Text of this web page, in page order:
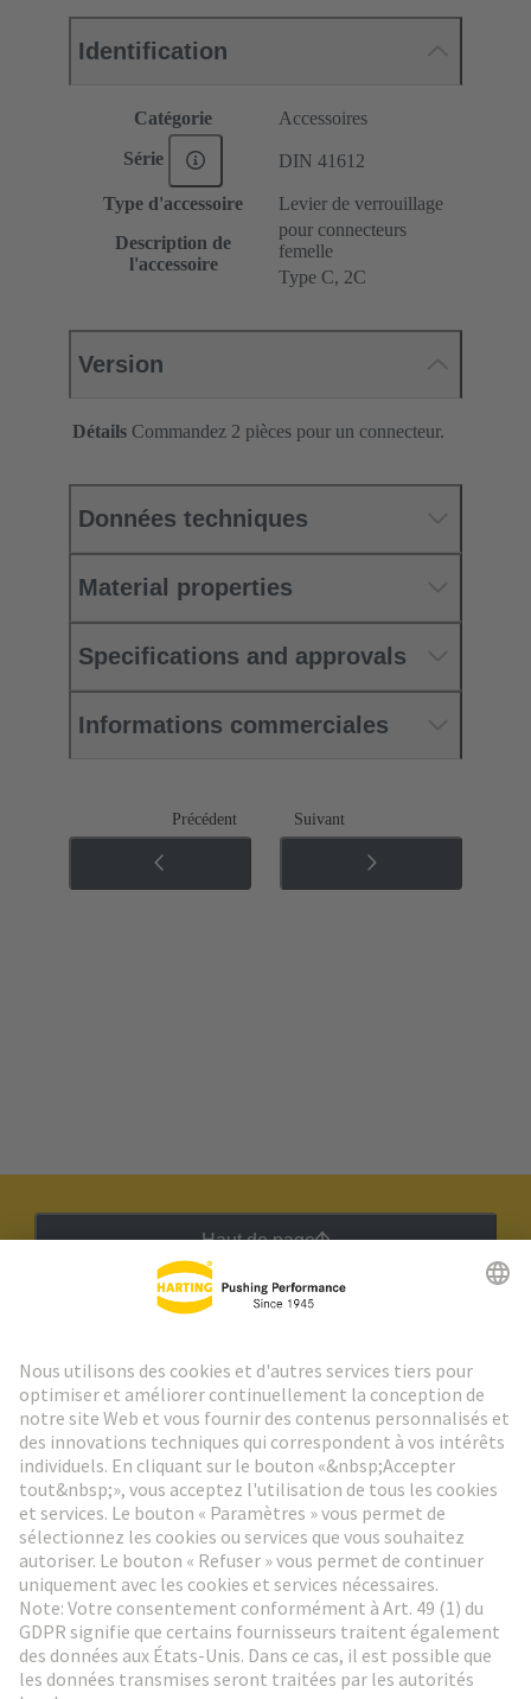
Identification
Catégorie Accessoires
Série DIN 41612
Type d'accessoire
Levier de verrouillage
Description de
l'accessoire
pour connecteurs
femelle
Type C, 2C
Version
Détails Commandez 2 pièces pour un connecteur.
Données techniques
Material properties
Specifications and approvals
Informations commerciales
Précédent Suivant
Haut de page
Aller à l'inscription
Social Media